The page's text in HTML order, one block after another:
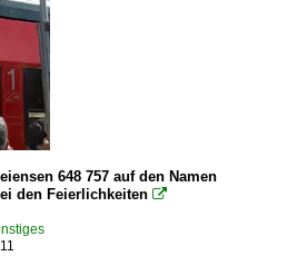
648 757 auf den Namen
den Feierlichkeiten 